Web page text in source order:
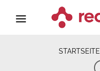
Inhalt
STARTSEITE